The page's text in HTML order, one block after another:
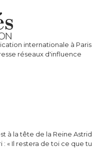
internationale à Paris
réseaux d'influence
à la tête de la Reine Astrid
« Il restera de toi ce que tu